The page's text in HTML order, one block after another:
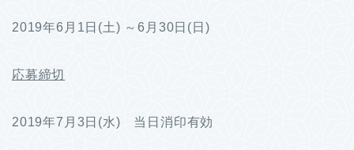
2019年6月1日(土) ～6月30日(日)
応募締切
2019年7月3日(水) 当日消印有効